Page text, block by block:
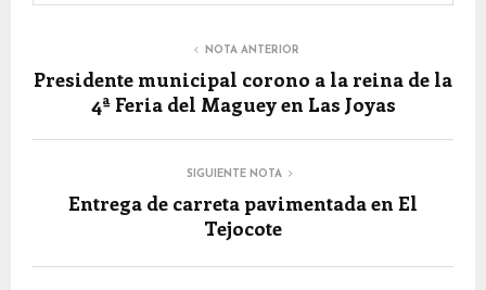
NOTA ANTERIOR
Presidente municipal corono a la reina de la
4ª Feria del Maguey en Las Joyas
SIGUIENTE NOTA
Entrega de carreta pavimentada en El
Tejocote